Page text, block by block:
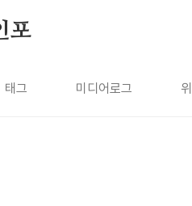
포
태그 미디어로그